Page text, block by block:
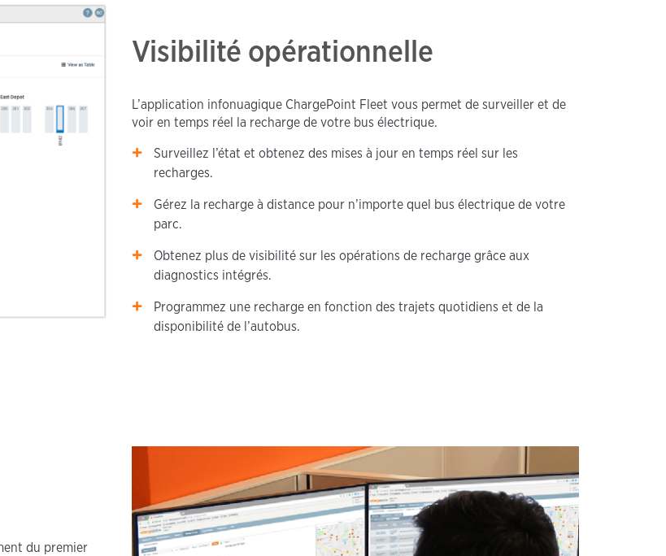
Visibilité opérationnelle
L’application infonuagique ChargePoint Fleet vous permet de surveiller et de
voir en temps réel la recharge de votre bus électrique.
Surveillez l’état et obtenez des mises à jour en temps réel sur les
recharges.
Gérez la recharge à distance pour n’importe quel bus électrique de votre
parc.
Obtenez plus de visibilité sur les opérations de recharge grâce aux
diagnostics intégrés.
Programmez une recharge en fonction des trajets quotidiens et de la
disponibilité de l’autobus.
du premier